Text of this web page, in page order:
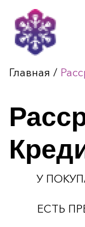
Главная /
У
ЕСТЬ